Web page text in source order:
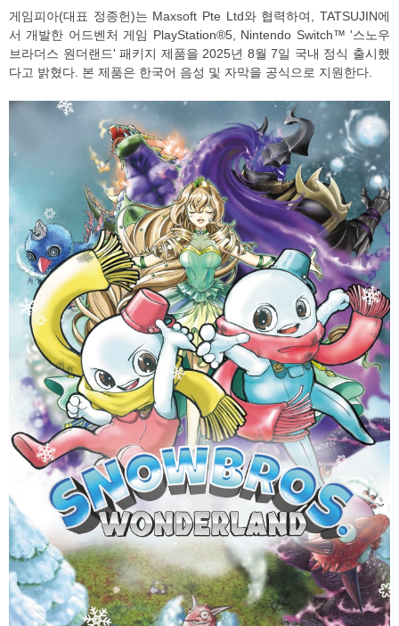
게임피아(대표 정종헌)는 Maxsoft Pte Ltd와 협력하여, TATSUJIN에
서 개발한 어드벤처 게임 PlayStation®5, Nintendo Switch™ '스노우
브라더스 원더랜드' 패키지 제품을 2025년 8월 7일 국내 정식 출시했
다고 밝혔다. 본 제품은 한국어 음성 및 자막을 공식으로 지원한다.